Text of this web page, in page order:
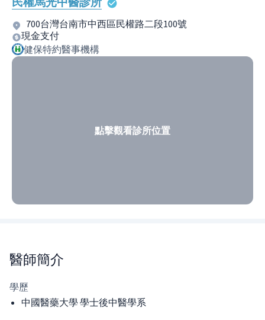
700台灣台南市中西區民權路二段100號
現金支付
健保特約醫事機構
點擊觀看診所位置
醫師簡介
學歷
中國醫藥大學 學士後中醫學系